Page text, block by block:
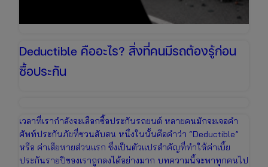
Deductible คืออะไร? สิ่งที่คนมีรถต้องรู้ก่อน
ซื้อประกัน
เวลาที่เรากำลังจะเลือกซื้อประกันรถยนต์ หลายคนมักจะเจอคำ
ศัพท์ประกันภัยที่ชวนสับสน หนึ่งในนั้นคือคำว่า “Deductible”
หรือ ค่าเสียหายส่วนแรก ซึ่งเป็นตัวแปรสำคัญที่ทำให้ค่าเบี้ย
ประกันรายปีของเราถูกลงได้อย่างมาก บทความนี้จะพาทุกคนไป